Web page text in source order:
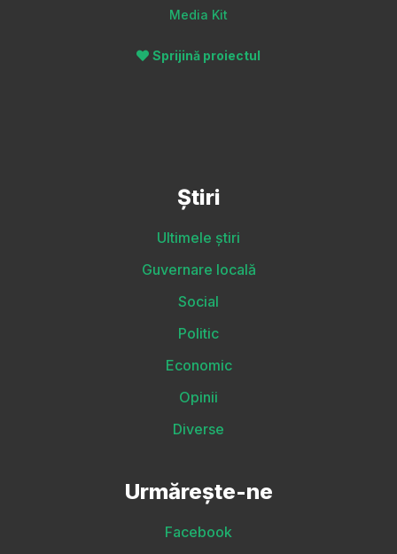
Media Kit
Sprijină proiectul
Știri
Ultimele știri
Guvernare locală
Social
Politic
Economic
Opinii
Diverse
Urmărește-ne
Facebook